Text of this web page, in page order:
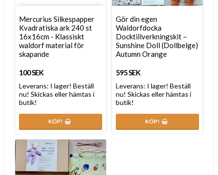
Mercurius Silkespapper
Kvadratiska ark 240 st
16x16cm - Klassiskt
waldorf material för
skapande
100 SEK
Leverans: I lager! Beställ
nu! Skickas eller hämtas i
butik!
KÖP!
Gör din egen
Waldorfdocka
Docktillverkningskit –
Sunshine Doll (Dollbelge)
Autumn Orange
595 SEK
Leverans: I lager! Beställ
nu! Skickas eller hämtas i
butik!
KÖP!